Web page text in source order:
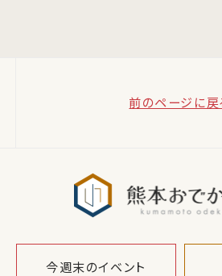
前のページに戻
今週末のイベント